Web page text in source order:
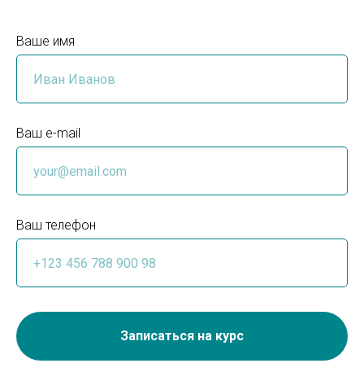
Ваше имя
Ваш e-mail
Ваш телефон
Записаться на курс